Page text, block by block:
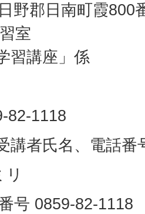
野郡日南町霞800
室
習講座」係
82-1118
講者氏名、電話番
号 0859-82-1118